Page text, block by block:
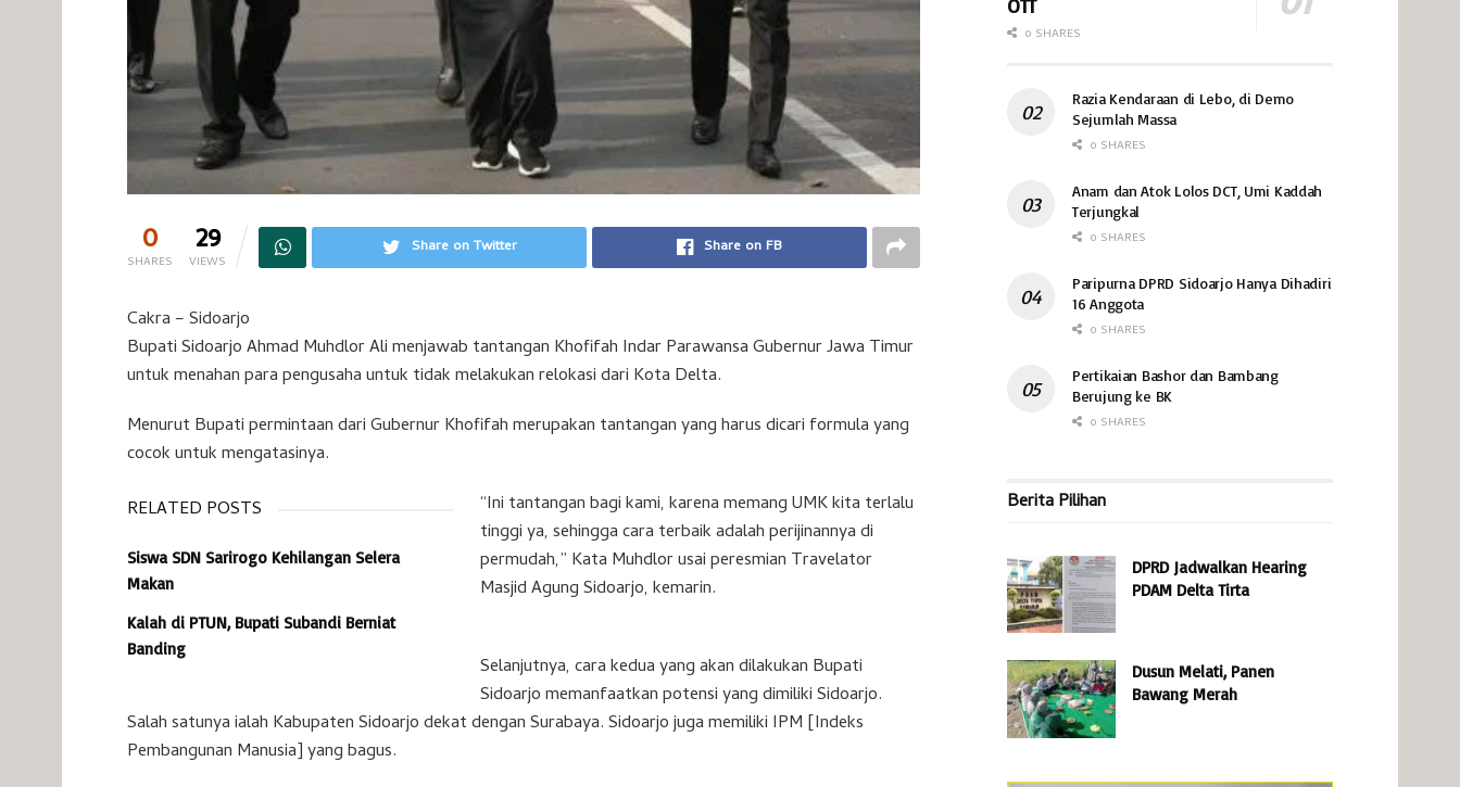
0
SHARES 29
VIEWS
Share on Twitter Share on FB
Cakra – Sidoarjo
Bupati Sidoarjo Ahmad Muhdlor Ali menjawab tantangan Khofifah Indar Parawansa Gubernur Jawa Timur
untuk menahan para pengusaha untuk tidak melakukan relokasi dari Kota Delta.
Menurut Bupati permintaan dari Gubernur Khofifah merupakan tantangan yang harus dicari formula yang
cocok untuk mengatasinya.
RELATED POSTS
Siswa SDN Sarirogo Kehilangan Selera
Makan
Kalah di PTUN, Bupati Subandi Berniat
Banding
“Ini tantangan bagi kami, karena memang UMK kita terlalu
tinggi ya, sehingga cara terbaik adalah perijinannya di
permudah,” Kata Muhdlor usai peresmian Travelator
Masjid Agung Sidoarjo, kemarin.
Selanjutnya, cara kedua yang akan dilakukan Bupati
Sidoarjo memanfaatkan potensi yang dimiliki Sidoarjo.
Salah satunya ialah Kabupaten Sidoarjo dekat dengan Surabaya. Sidoarjo juga memiliki IPM [Indeks
Pembangunan Manusia] yang bagus.
OTT
0 SHARES
Razia Kendaraan di Lebo, di Demo
Sejumlah Massa
0 SHARES
Anam dan Atok Lolos DCT, Umi Kaddah
Terjungkal
0 SHARES
Paripurna DPRD Sidoarjo Hanya Dihadiri
16 Anggota
0 SHARES
Pertikaian Bashor dan Bambang
Berujung ke BK
0 SHARES
Berita Pilihan
DPRD Jadwalkan Hearing
PDAM Delta Tirta
Dusun Melati, Panen
Bawang Merah